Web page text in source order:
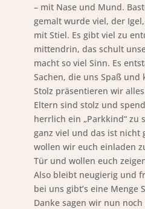
– mit Nase und Mund.
gemalt wurde viel, der
mit Stiel. Es gibt viel zu
mittendrin, das schult
macht so viel Sinn. Es
Sachen, die uns Spaß
Stolz präsentieren wir
Eltern sind stolz und
herrlich ein „Parkkind“ zu
ganz viel und das ist nicht
wollen wir euch einladen
Tür und wollen euch
Also bleibt neugierig und
bei uns gibt’s eine Menge
Danke sagen wir nun